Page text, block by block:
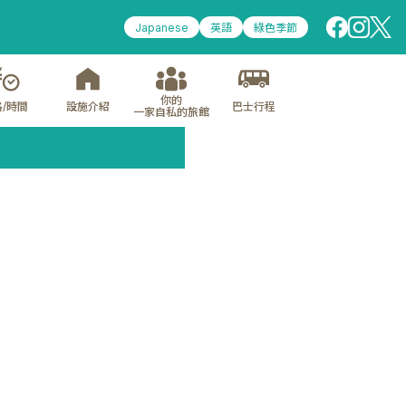
/時間 設施介紹
你的
一家自私的旅館
巴士行程
Japanese 英語 綠色季節